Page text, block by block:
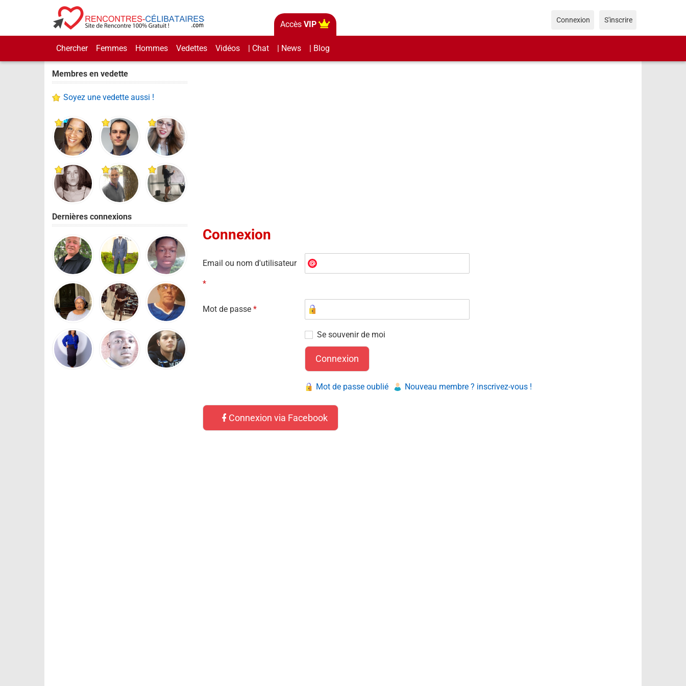
Accès VIP
Chercher Femmes Hommes Vedettes Vidéos | Chat | News | Blog
Connexion S'inscrire
Membres en vedette
Soyez une vedette aussi !
Dernières connexions
Connexion
Email ou nom d'utilisateur
*
Mot de passe *
Se souvenir de moi
Mot de passe oublié Nouveau membre ? inscrivez-vous !
Connexion via Facebook